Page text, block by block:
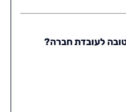
טובה לעובדת חברה?